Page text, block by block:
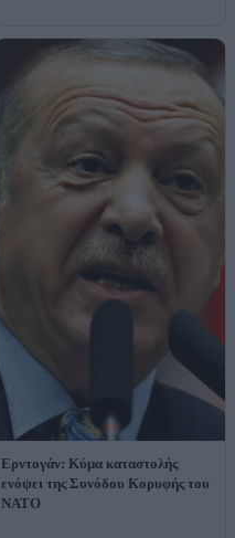
Ερντογάν: Κύμα καταστολής
ενόψει της Συνόδου Κορυφής του
ΝΑΤΟ